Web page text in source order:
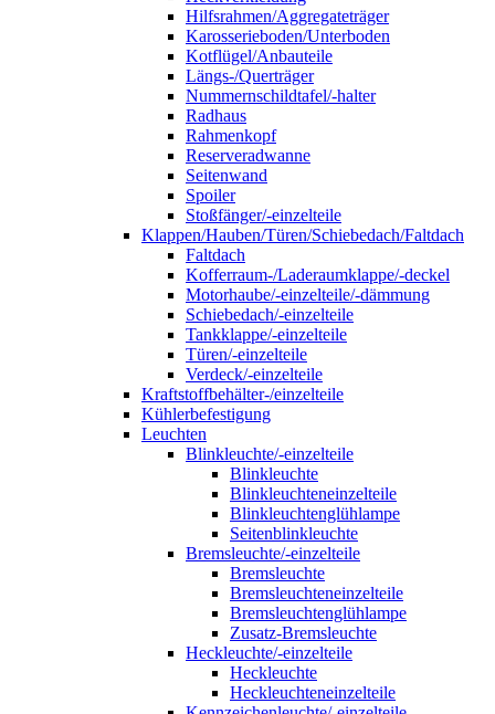
Hilfsrahmen/Aggregateträger
Karosserieboden/Unterboden
Kotflügel/Anbauteile
Längs-/Querträger
Nummernschildtafel/-halter
Radhaus
Rahmenkopf
Reserveradwanne
Seitenwand
Spoiler
Stoßfänger/-einzelteile
Klappen/Hauben/Türen/Schiebedach/Faltdach
Faltdach
Kofferraum-/Laderaumklappe/-deckel
Motorhaube/-einzelteile/-dämmung
Schiebedach/-einzelteile
Tankklappe/-einzelteile
Türen/-einzelteile
Verdeck/-einzelteile
Kraftstoffbehälter-/einzelteile
Kühlerbefestigung
Leuchten
Blinkleuchte/-einzelteile
Blinkleuchte
Blinkleuchteneinzelteile
Blinkleuchtenglühlampe
Seitenblinkleuchte
Bremsleuchte/-einzelteile
Bremsleuchte
Bremsleuchteneinzelteile
Bremsleuchtenglühlampe
Zusatz-Bremsleuchte
Heckleuchte/-einzelteile
Heckleuchte
Heckleuchteneinzelteile